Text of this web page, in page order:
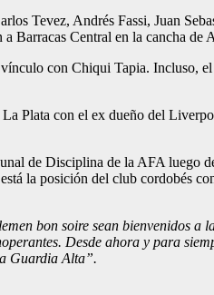
Tevez, Andrés Fassi, Juan
Central en la cancha de
con Chiqui Tapia. Incluso,
Plata con el ex dueño del
de Disciplina de la AFA luego
la posición del club cordobés
bon soire sean bienvenidos a
Desde ahora y para
Guardia Alta”.